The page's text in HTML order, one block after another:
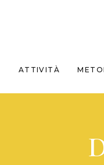
ATTIVITÀ